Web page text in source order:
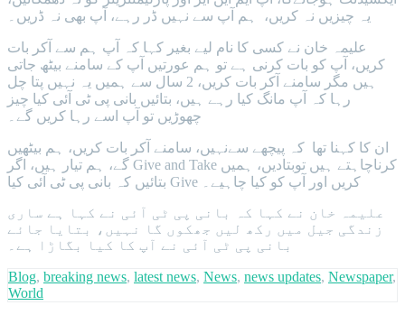
یہ چیزیں نہ کریں، ہم آپ سے نہیں ڈر رہے، آپ بھی نہ ڈریں۔
علیمہ خان نے کسی کا نام لیے بغیر کہا کہ آپ ہم سے آکر بات
کریں، آپ کو بات کرنی ہے تو ہم عورتیں آپ کے سامنے بیٹھ جاتی
ہیں مگر سامنے آکر بات کریں، 2 سال سے ہمیں یہ نہیں پتا چل
رہا کہ آپ مانگ کیا رہے ہیں، بتائیں بانی پی ٹی آئی کیا چیز
چھوڑیں تو آپ اسے رہا کریں گے۔
ان کا کہنا تھا کہ پیچھے سےنہیں، سامنے آکر بات کریں، ہم بیٹھیں
گے، ہم تیار ہیں، اگر Give and Take کرناچاہتے ہیں توبتادیں، ہمیں
بتائیں کہ بانی پی ٹی آئی کیا Give کریں اور آپ کو کیا چاہیے۔
علیمہ خان نے کہا کہ بانی پی ٹی آئی نے کہا ہے ساری
زندگی جیل میں رکھ لیں جھکوں گا نہیں، بتایا جائے
بانی پی ٹی آئی نے آپ کا کیا بگاڑا ہے۔
Blog, breaking news, latest news, News, news updates, Newspaper,
World